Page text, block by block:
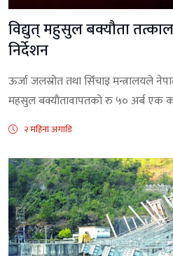
विद्युत् महुसुल बक्यौता
निर्देशन
ऊर्जा जलस्रोत तथा सिँचाइ मन्त्रालयले
महसुल बक्यौतावापतको रु ५० अर्ब एक
२ महिना अगाडि